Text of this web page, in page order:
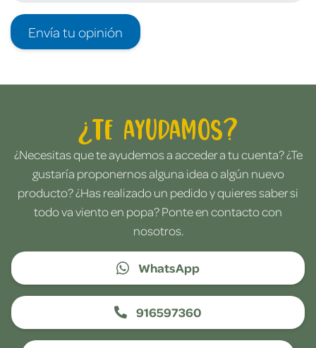
Envía tu opinión
¿Te ayudamos?
¿Necesitas que te ayudemos a acceder a tu cuenta? ¿Te
gustaría proponernos alguna idea o algún nuevo
producto? ¿Has realizado un pedido y quieres saber si
todo va viento en popa? Ponte en contacto con
nosotros.
WhatsApp
916597360